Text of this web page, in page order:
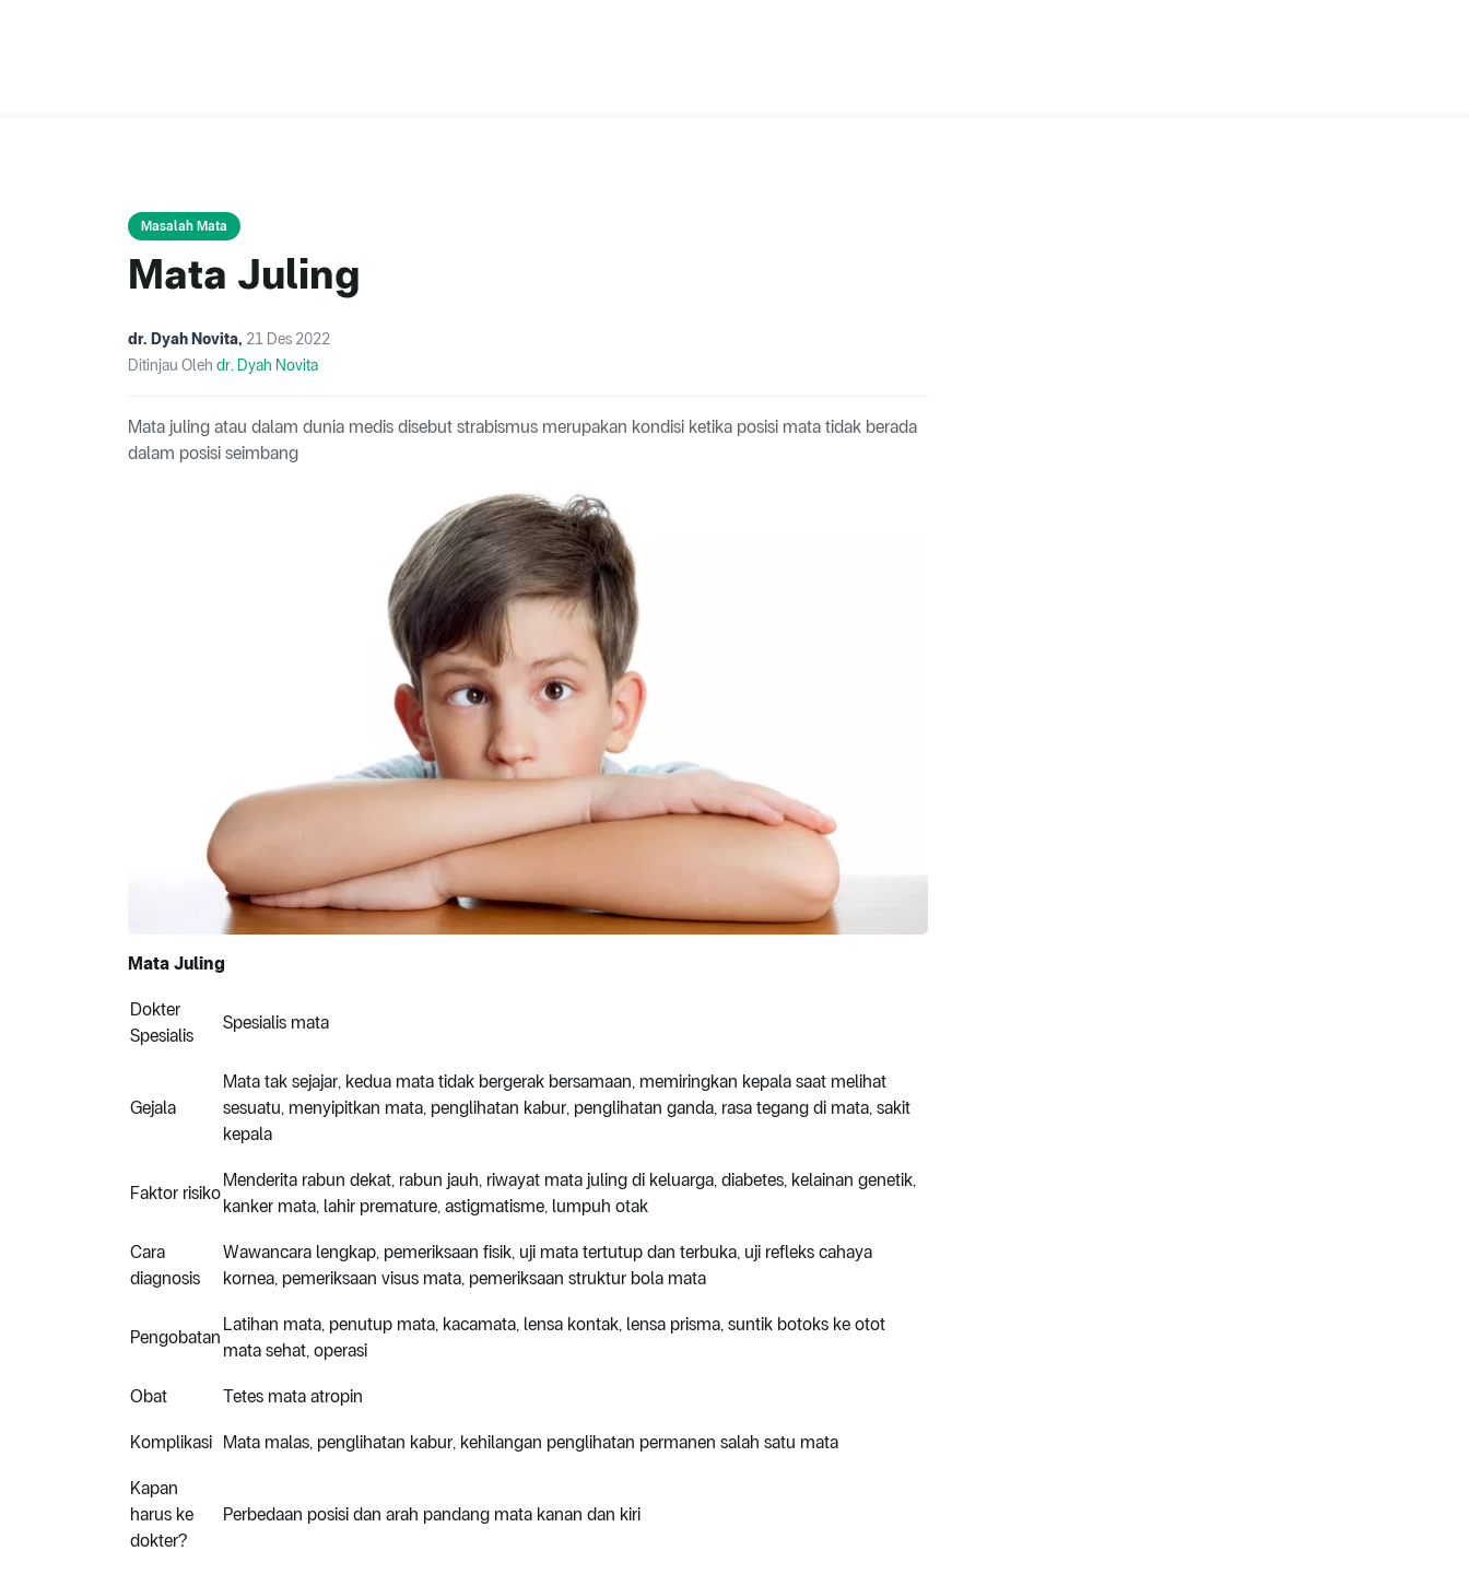
Masalah Mata
Mata Juling
dr. Dyah Novita, 21 Des 2022
Ditinjau Oleh dr. Dyah Novita
Mata juling atau dalam dunia medis disebut strabismus merupakan kondisi ketika posisi mata tidak berada
dalam posisi seimbang
Mata Juling
Dokter
Spesialis
Spesialis mata
Gejala
Mata tak sejajar, kedua mata tidak bergerak bersamaan, memiringkan kepala saat melihat
sesuatu, menyipitkan mata, penglihatan kabur, penglihatan ganda, rasa tegang di mata, sakit
kepala
Faktor risiko
Menderita rabun dekat, rabun jauh, riwayat mata juling di keluarga, diabetes, kelainan genetik,
kanker mata, lahir premature, astigmatisme, lumpuh otak
Cara
diagnosis
Wawancara lengkap, pemeriksaan fisik, uji mata tertutup dan terbuka, uji refleks cahaya
kornea, pemeriksaan visus mata, pemeriksaan struktur bola mata
Pengobatan
Latihan mata, penutup mata, kacamata, lensa kontak, lensa prisma, suntik botoks ke otot
mata sehat, operasi
Obat Tetes mata atropin
Komplikasi Mata malas, penglihatan kabur, kehilangan penglihatan permanen salah satu mata
Kapan
harus ke
dokter?
Perbedaan posisi dan arah pandang mata kanan dan kiri